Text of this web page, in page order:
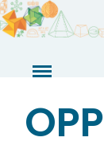
Skip
to